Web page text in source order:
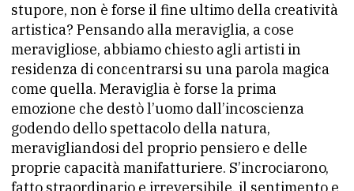
stupore, non è forse il fine ultimo della creatività
artistica? Pensando alla meraviglia, a cose
meravigliose, abbiamo chiesto agli artisti in
residenza di concentrarsi su una parola magica
come quella. Meraviglia è forse la prima
emozione che destò l’uomo dall’incoscienza
godendo dello spettacolo della natura,
meravigliandosi del proprio pensiero e delle
proprie capacità manifatturiere. S’incrociarono,